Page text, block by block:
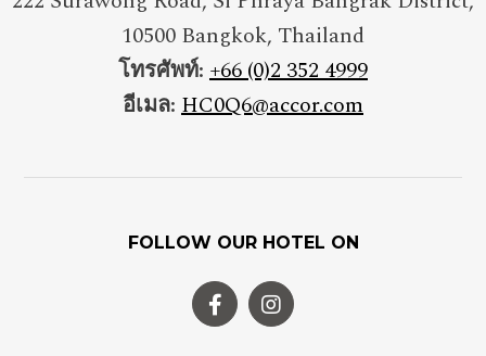
10500 Bangkok, Thailand
โทรศัพท์: +66 (0)2 352 4999
อีเมล: HC0Q6@accor.com
FOLLOW OUR HOTEL ON